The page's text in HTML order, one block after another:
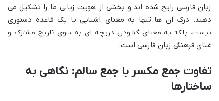
زبان فارسی رایج شده اند و بخشی از هویت زبانی ما را تشکیل می
دهند. درک آن ها تنها به معنای آشنایی با یک قاعده دستوری
نیست، بلکه به معنای گشودن دریچه ای به سوی تاریخ مشترک و
غنای فرهنگی زبان فارسی است.
تفاوت جمع مکسر با جمع سالم: نگاهی به
ساختارها